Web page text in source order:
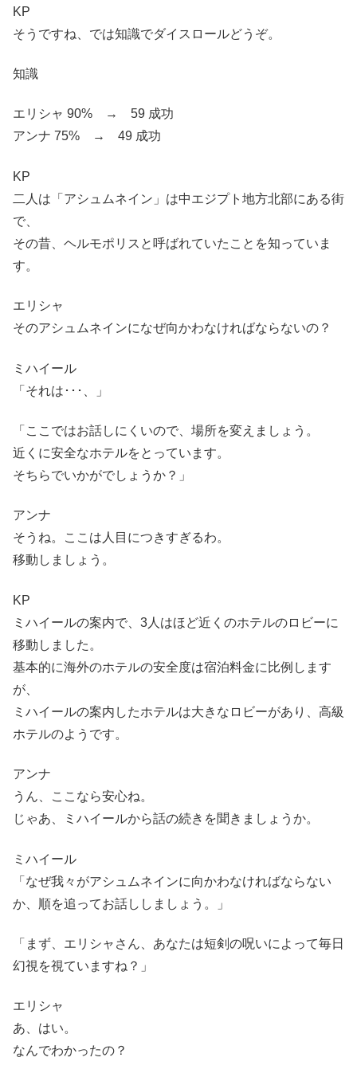
KP
そうですね、では知識でダイスロールどうぞ。
知識
エリシャ 90% → 59 成功
アンナ 75% → 49 成功
KP
二人は「アシュムネイン」は中エジプト地方北部にある街
で、
その昔、ヘルモポリスと呼ばれていたことを知っていま
す。
エリシャ
そのアシュムネインになぜ向かわなければならないの？
ミハイール
「それは･･･、」
「ここではお話しにくいので、場所を変えましょう。
近くに安全なホテルをとっています。
そちらでいかがでしょうか？」
アンナ
そうね。ここは人目につきすぎるわ。
移動しましょう。
KP
ミハイールの案内で、3人はほど近くのホテルのロビーに
移動しました。
基本的に海外のホテルの安全度は宿泊料金に比例します
が、
ミハイールの案内したホテルは大きなロビーがあり、高級
ホテルのようです。
アンナ
うん、ここなら安心ね。
じゃあ、ミハイールから話の続きを聞きましょうか。
ミハイール
「なぜ我々がアシュムネインに向かわなければならない
か、順を追ってお話ししましょう。」
「まず、エリシャさん、あなたは短剣の呪いによって毎日
幻視を視ていますね？」
エリシャ
あ、はい。
なんでわかったの？